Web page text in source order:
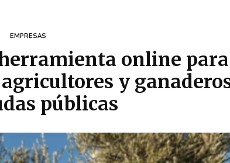
EMPRESAS
online para
y
públicas